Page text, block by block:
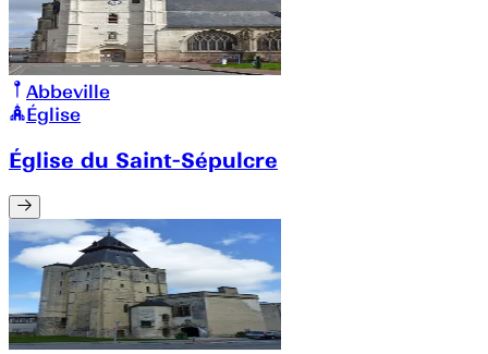
Abbeville
Église
Église du Saint-Sépulcre